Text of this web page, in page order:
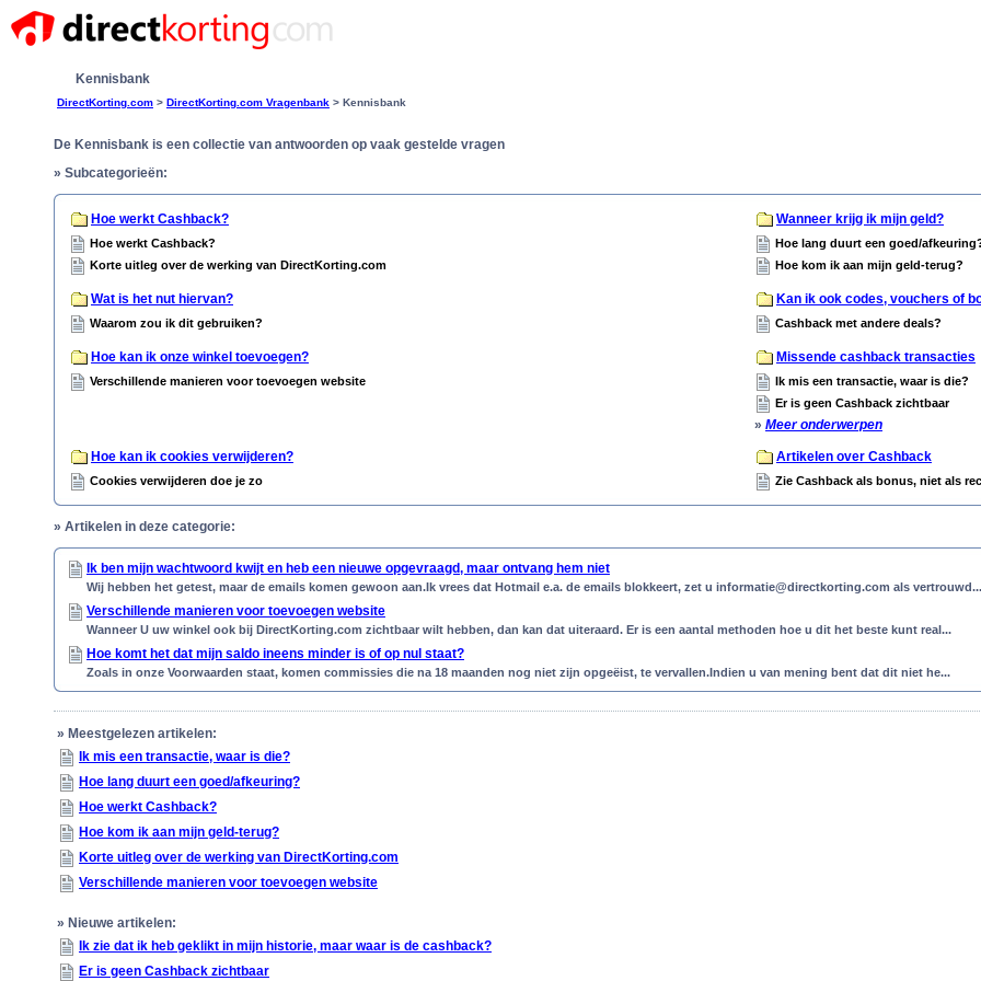
Kennisbank
DirectKorting.com> DirectKorting.com Vragenbank> Kennisbank
De Kennisbank is een collectie van antwoorden op vaak gestelde vragen
» Subcategorieën:
Hoe werkt Cashback?
Hoe werkt Cashback?
Korte uitleg over de werking van DirectKorting.com
Wanneer krijg ik mijn geld?
Hoe lang duurt een goed/
Hoe kom ik aan mijn geld-terug?
Wat is het nut hiervan?
Waarom zou ik dit gebruiken?
Kan ik ook codes, vouchers of
Cashback met andere deals?
Hoe kan ik onze winkel toevoegen?
Verschillende manieren voor toevoegen website
Missende cashback transacties
Ik mis een transactie, waar is die?
Er is geen Cashback zichtbaar
» Meer onderwerpen
Hoe kan ik cookies verwijderen?
Cookies verwijderen doe je zo
Artikelen over Cashback
Zie Cashback als bonus, niet als
» Artikelen in deze categorie:
Ik ben mijn wachtwoord kwijt en heb een nieuwe opgevraagd, maar ontvang hem niet
Wij hebben het getest, maar de emails komen gewoon aan.Ik vrees dat Hotmail e.a. de emails blokkeert, zet u informatie@directkorting.com als vertrouwd...
Verschillende manieren voor toevoegen website
Wanneer U uw winkel ook bij DirectKorting.com zichtbaar wilt hebben, dan kan dat uiteraard. Er is een aantal methoden hoe u dit het beste kunt real...
Hoe komt het dat mijn saldo ineens minder is of op nul staat?
Zoals in onze Voorwaarden staat, komen commissies die na 18 maanden nog niet zijn opgeëist, te vervallen.Indien u van mening bent dat dit niet he...
» Meestgelezen artikelen:
Ik mis een transactie, waar is die?
Hoe lang duurt een goed/afkeuring?
Hoe werkt Cashback?
Hoe kom ik aan mijn geld-terug?
Korte uitleg over de werking van DirectKorting.com
Verschillende manieren voor toevoegen website
» Nieuwe artikelen:
Ik zie dat ik heb geklikt in mijn historie, maar waar is de cashback?
Er is geen Cashback zichtbaar